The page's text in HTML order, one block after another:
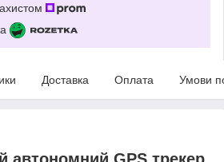
Доставка Оплата Умови